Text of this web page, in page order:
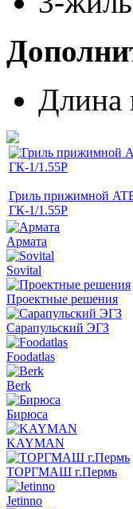
Длина
Гриль прижимной
ГК-1/1.55Р
Армата
Sovital
Проектные решения
Сарапульский ЭГЗ
Foodatlas
Berk
Бирюса
KAYMAN
ТОРГМАШ г.Пермь
Jetinno